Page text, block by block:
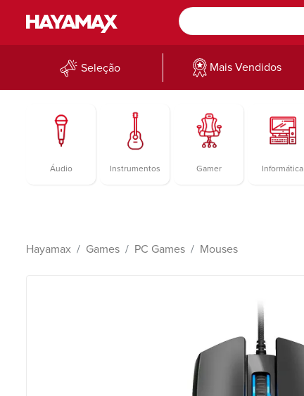
Seleção Mais Vendidos
Áudio Instrumentos Gamer Informática
Hayamax Games PC Games Mouses